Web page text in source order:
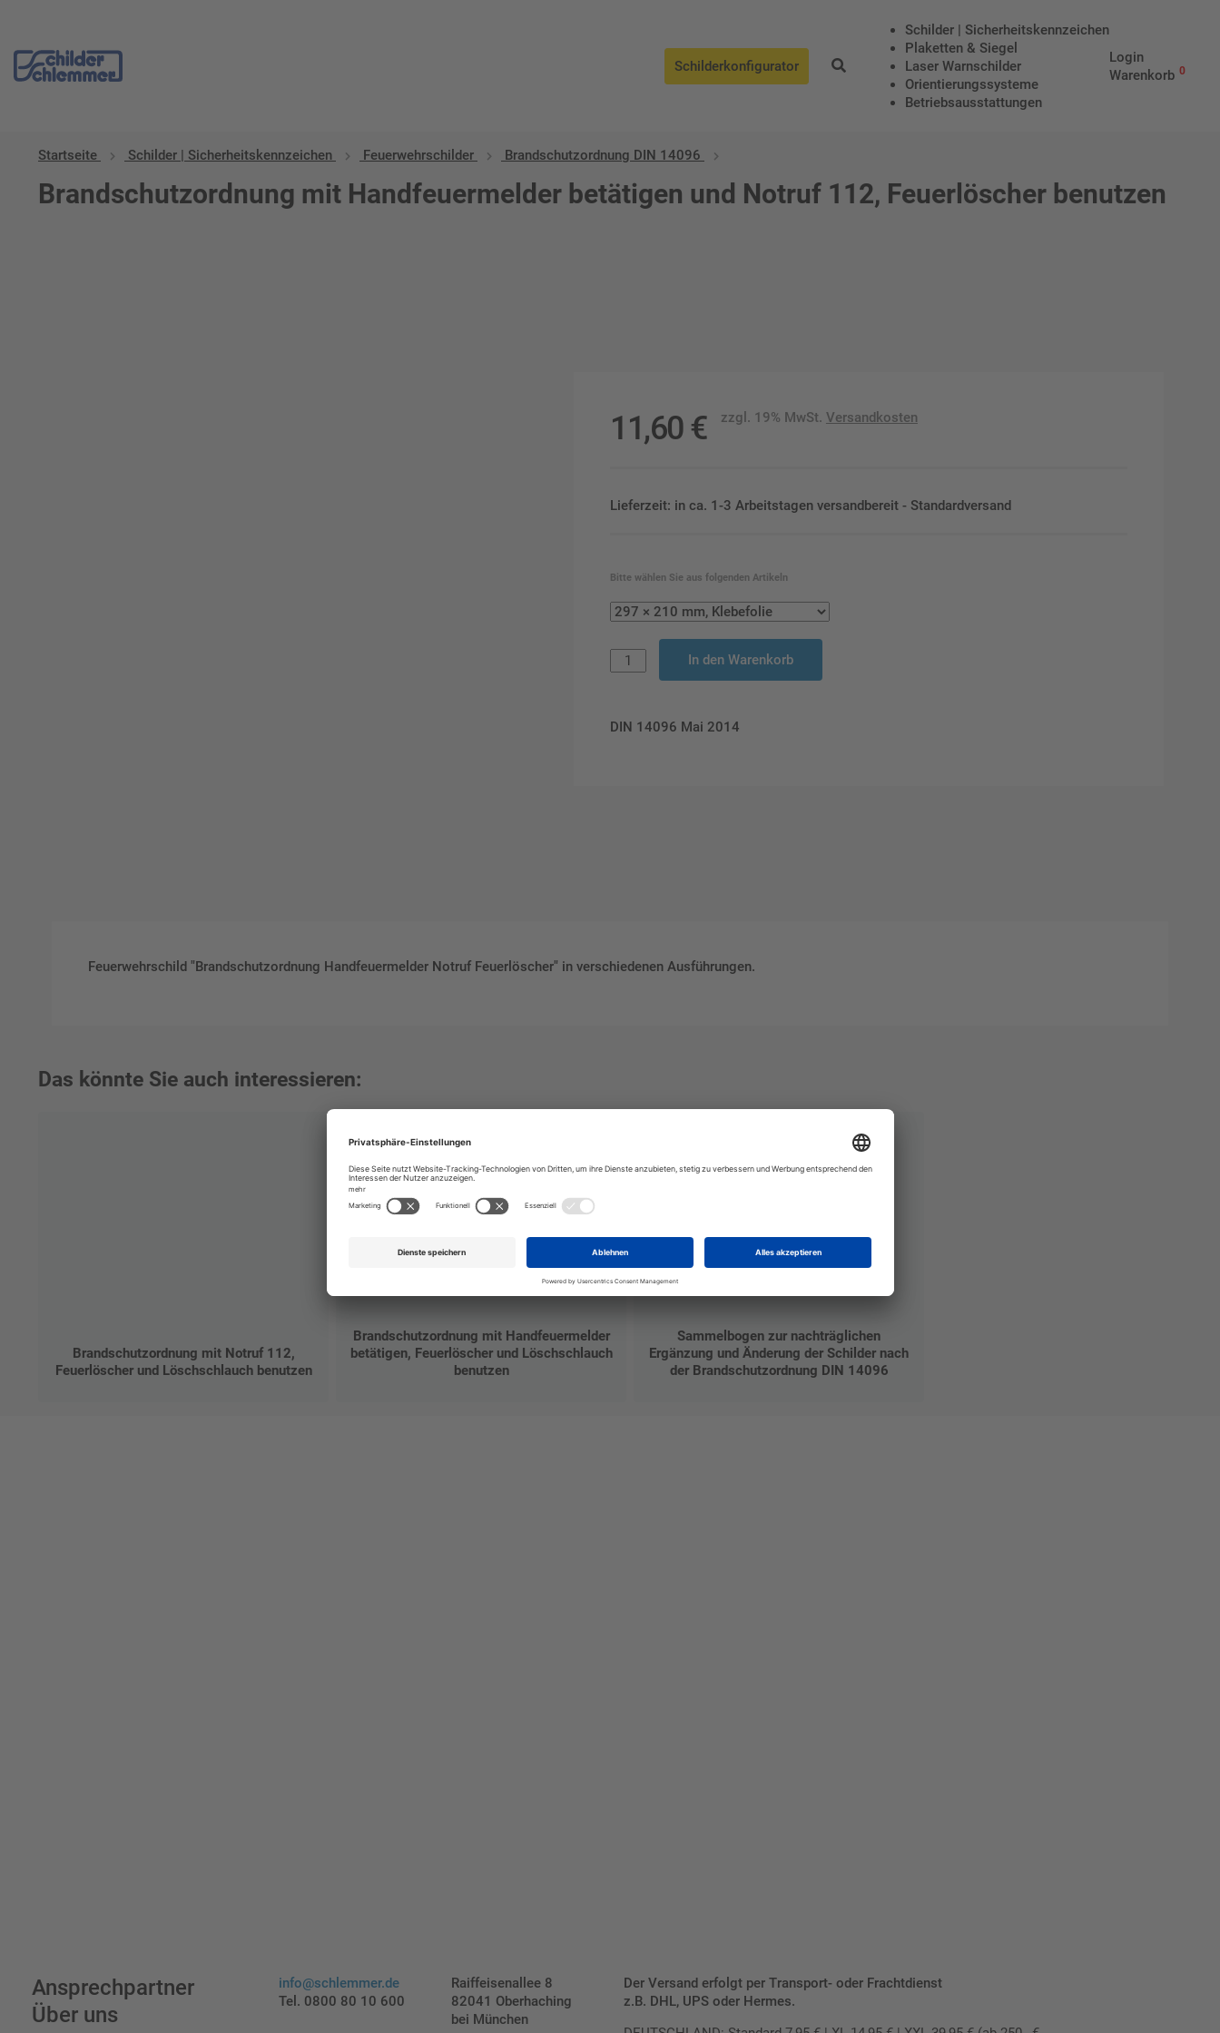
Schilderkonfigurator
Schilder | Sicherheitskennzeichen
Plaketten & Siegel
Laser Warnschilder
Orientierungssysteme
Betriebs­aus­stattungen
Login
Warenkorb 0
Startseite Schilder | Sicherheitskennzeichen Feuerwehrschilder Brandschutzordnung DIN 14096
Brandschutzordnung mit Handfeuermelder betätigen und Notruf 112, Feuerlöscher benutzen
11,60 € zzgl. 19% MwSt. Versandkosten
Lieferzeit: in ca. 1-3 Arbeitstagen versandbereit - Standardversand
Bitte wählen Sie aus folgenden Artikeln
In den Warenkorb
DIN 14096 Mai 2014
Feuerwehrschild "Brandschutzordnung Handfeuermelder Notruf Feuerlöscher" in verschiedenen Ausführungen.
Das könnte Sie auch interessieren:
Brandschutzordnung mit Notruf 112,
Feuerlöscher und Löschschlauch benutzen
Brandschutzordnung mit Handfeuermelder
betätigen, Feuerlöscher und Löschschlauch
benutzen
Sammelbogen zur nachträglichen
Ergänzung und Änderung der Schilder nach
der Brandschutzordnung DIN 14096
Ansprechpartner
Über uns
info@schlemmer.de
Tel. 0800 80 10 600
Raiffeisenallee 8
82041 Oberhaching
bei München
Der Versand erfolgt per Transport- oder Frachtdienst
z.B. DHL, UPS oder Hermes.